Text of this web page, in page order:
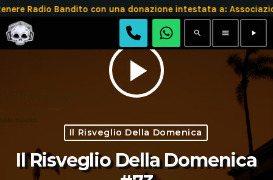
Bandito con una donazione intestata a:
search menu play_arrow
play_arrow
Il Risveglio Della Domenica
Il Risveglio Della Domenica